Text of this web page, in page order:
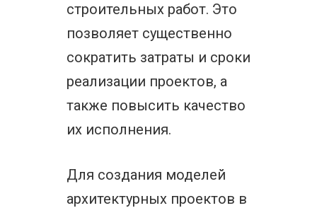
строительных работ. Это
позволяет существенно
сократить затраты и сроки
реализации проектов, а
также повысить качество
их исполнения.
Для создания моделей
архитектурных проектов в